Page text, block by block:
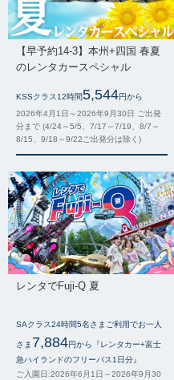
【早予約14-3】本州+四国 春夏
のレンタカースペシャル
KSSクラス12時間5,544円から
2026年4月1日～2026年9月30日 ご出発
分まで (4/24～5/5、7/17～7/19、8/7～
8/15、9/18～9/22ご出発分は除く)
レンタでFuji-Q 夏
SAクラス24時間5名さまご利用でお一人
さま 7,884円から『レンタカー+富士
急ハイランドのフリーパス1日分』
ご入園日:2026年6月1日～2026年9月30